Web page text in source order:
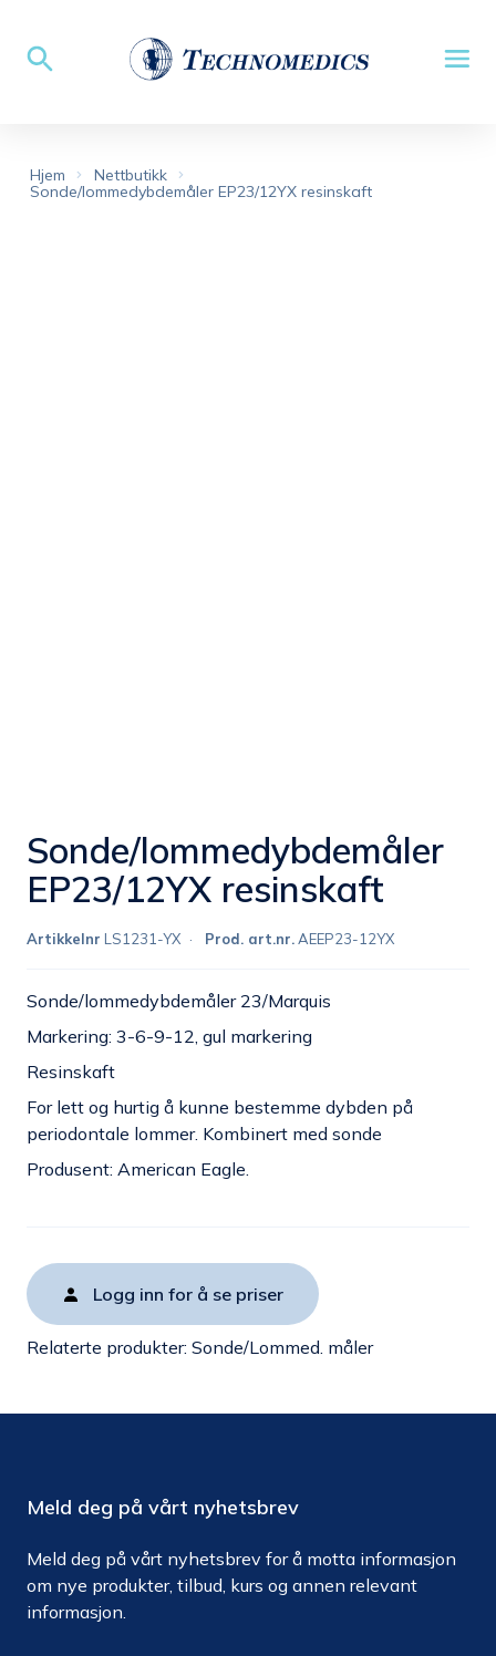
Hjem
Nettbutikk
Sonde/lommedybdemåler EP23/12YX resinskaft
Sonde/lommedybdemåler
EP23/12YX resinskaft
Artikkelnr LS1231-YX Prod. art.nr.AEEP23-12YX
Sonde/lommedybdemåler 23/Marquis
Markering: 3-6-9-12, gul markering
Resinskaft
For lett og hurtig å kunne bestemme dybden på
periodontale lommer. Kombinert med sonde
Produsent: American Eagle.
Logg inn for å se priser
Relaterte produkter: Sonde/Lommed. måler
Meld deg på vårt nyhetsbrev
Meld deg på vårt nyhetsbrev for å motta informasjon
om nye produkter, tilbud, kurs og annen relevant
informasjon.